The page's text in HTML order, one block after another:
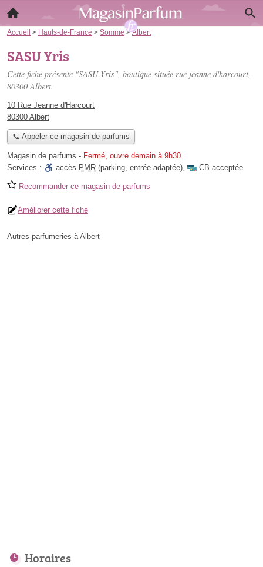
Accueil > Hauts-de-France > Somme >Albert
SASU Yris
Cette fiche présente "SASU Yris", boutique située rue jeanne d'harcourt,
80300 Albert.
10 Rue Jeanne d'Harcourt
80300 Albert
📞 Appeler ce magasin de parfums
Magasin de parfums - Fermé, ouvre demain à 9h30
Services :
accès PMR (parking, entrée adaptée), CB acceptée
Recommander ce magasin de parfums
Améliorer cette fiche
Autres parfumeries à Albert
Horaires